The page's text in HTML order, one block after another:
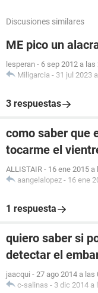
Discusiones similares
ME pico un
lesperan - 6 sep 2012 a las
Miligarcia - 31 jul 2023
3 respuestas
como saber que
tocarme el
ALLISTAIR - 16 ene 2015 a
aangelalopez - 16 ene
1 respuesta
quiero saber si
detectar el
jaacqui - 27 ago 2014 a las
c-salinas - 3 dic 2014 a